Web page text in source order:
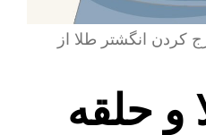
کردن انگشتر طلا از
و حلقه